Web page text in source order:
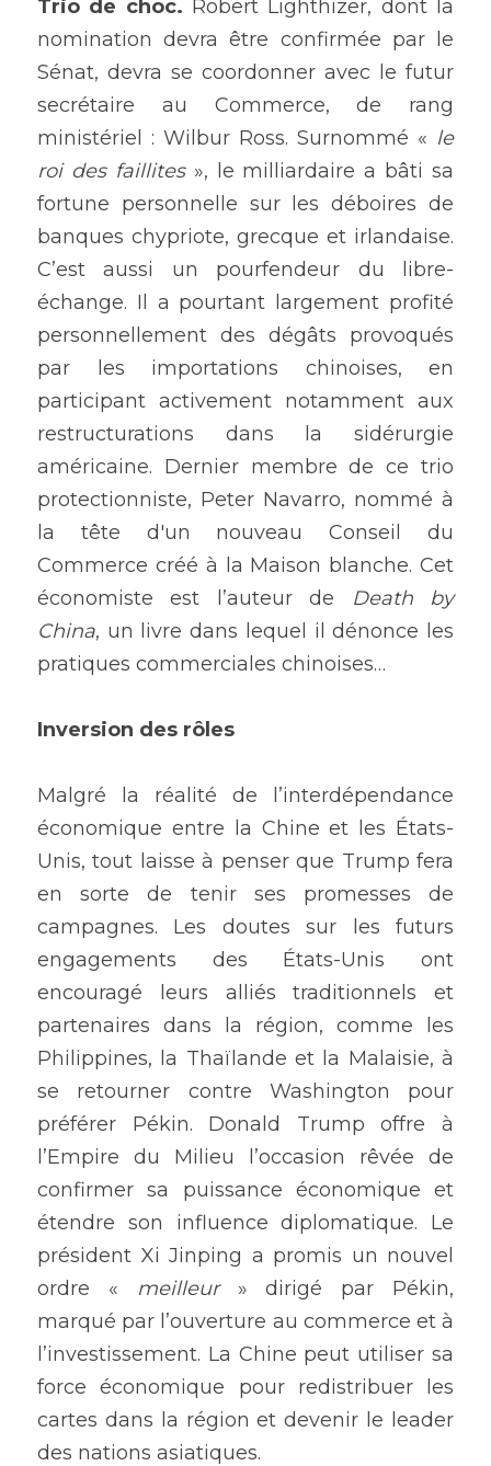
Trio de choc. Robert Lighthizer, dont la
nomination devra être confirmée par le
Sénat, devra se coordonner avec le futur
secrétaire au Commerce, de rang
ministériel : Wilbur Ross. Surnommé « le
roi des faillites », le milliardaire a bâti sa
fortune personnelle sur les déboires de
banques chypriote, grecque et irlandaise.
C’est aussi un pourfendeur du libre-
échange. Il a pourtant largement profité
personnellement des dégâts provoqués
par les importations chinoises, en
participant activement notamment aux
restructurations dans la sidérurgie
américaine. Dernier membre de ce trio
protectionniste, Peter Navarro, nommé à
la tête d'un nouveau Conseil du
Commerce créé à la Maison blanche. Cet
économiste est l’auteur de
Death by
China, un livre dans lequel il dénonce les
pratiques commerciales chinoises…
Inversion des rôles
Malgré la réalité de l’interdépendance
économique entre la Chine et les États-
Unis, tout laisse à penser que Trump fera
en sorte de tenir ses promesses de
campagnes. Les doutes sur les futurs
engagements des États-Unis ont
encouragé leurs alliés traditionnels et
partenaires dans la région, comme les
Philippines, la Thaïlande et la Malaisie, à
se retourner contre Washington pour
préférer Pékin. Donald Trump offre à
l’Empire du Milieu l’occasion rêvée de
confirmer sa puissance économique et
étendre son influence diplomatique. Le
président Xi Jinping a promis un nouvel
ordre «
meilleur » dirigé par Pékin,
marqué par l’ouverture au commerce et à
l’investissement. La Chine peut utiliser sa
force économique pour redistribuer les
cartes dans la région et devenir le leader
des nations asiatiques.